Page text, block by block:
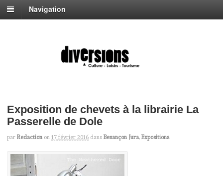
Navigation
Exposition de chevets à la librairie La
Passerelle de Dole
par Redaction on 17 février 2016 dans Besançon Jura, Expositions